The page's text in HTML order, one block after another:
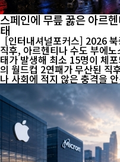
스페인에 무릎 꿇은 아르
태
[인터내셔널포커스] 2026
직후, 아르헨티나 수도 부에
태가 발생해 최소 15명이 체
의 월드컵 2연패가 무산된 직